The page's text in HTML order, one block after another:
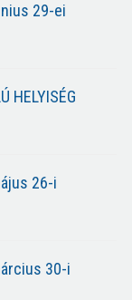
29-ei
HELYISÉG
26-i
30-i